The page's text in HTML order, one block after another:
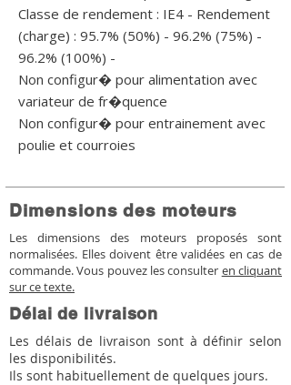
Classe de rendement : IE4 - Rendement
(charge) : 95.7% (50%) - 96.2% (75%) -
96.2% (100%) -
Non configur� pour alimentation avec
variateur de fr�quence
Non configur� pour entrainement avec
poulie et courroies
Dimensions des moteurs
Les dimensions des moteurs proposés sont
normalisées. Elles doivent être validées en cas de
commande. Vous pouvez les consulter en cliquant
sur ce texte.
Délai de livraison
Les délais de livraison sont à définir selon
les disponibilités.
Ils sont habituellement de quelques jours.